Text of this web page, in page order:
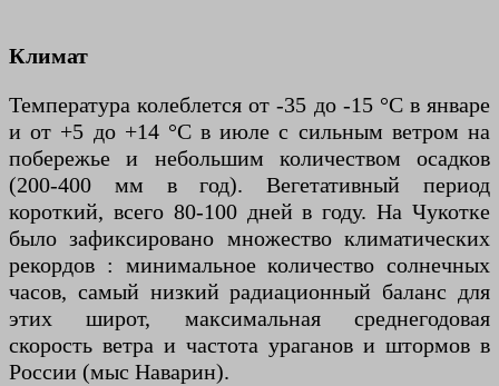
Климат
Температура колеблется от -35 до -15 °C в январе
и от +5 до +14 °C в июле с сильным ветром на
побережье и небольшим количеством осадков
(200-400 мм в год). Вегетативный период
короткий, всего 80-100 дней в году. На Чукотке
было зафиксировано множество климатических
рекордов : минимальное количество солнечных
часов, самый низкий радиационный баланс для
этих широт, максимальная среднегодовая
скорость ветра и частота ураганов и штормов в
России (мыс Наварин).